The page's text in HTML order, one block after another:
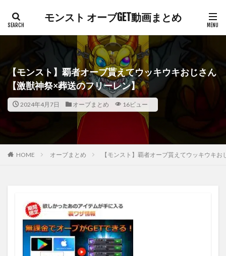
モンスト オーブGET動画まとめ
【モンスト】覇者オーブ貰えてウッキウキおじさん
【激獣神祭×葬送のフリーレン】
2024年4月7日 オーブまとめ 16ビュー
HOME オーブまとめ 【モンスト】覇者オーブ貰えてウッキウキ